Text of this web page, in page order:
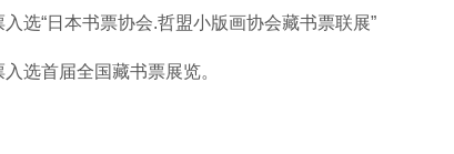
选“日本书票协会.哲盟小版画协会藏书票联展”
选首届全国藏书票展览。